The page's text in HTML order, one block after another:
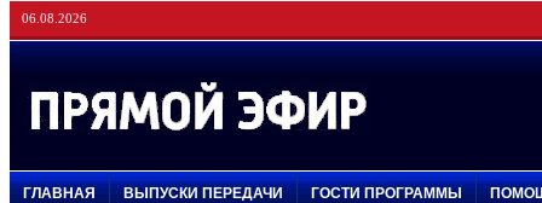
06.08.2026
ГЛАВНАЯ ВЫПУСКИ ПЕРЕДАЧИ ГОСТИ ПРОГРАММЫ